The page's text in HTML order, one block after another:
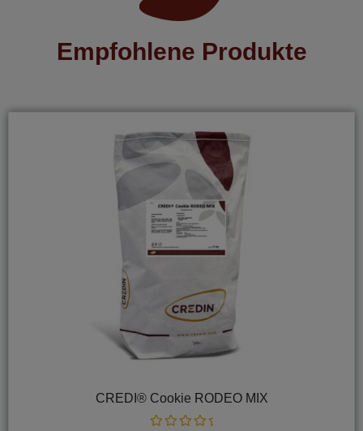
Empfohlene Produkte
CREDI® Cookie RODEO MIX